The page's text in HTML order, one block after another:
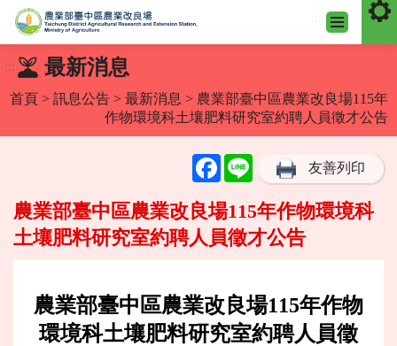
到
主
::: 最新消息
首頁 > 訊息公告 > 最新消息 > 農業部臺中區農業改良場115年
作物環境科土壤肥料研究室約聘人員徵才公告
FacebookLine 友善列印
農業部臺中區農業改良場115年作物環境科
土壤肥料研究室約聘人員徵才公告
農業部臺中區農業改良場115年作物
環境科土壤肥料研究室約聘人員徵